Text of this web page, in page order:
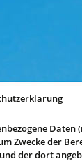
Zwecke der
der dort